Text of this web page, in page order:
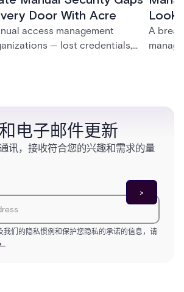
Door With Acre
access management
— lost credentials,
automated access control
Look
A
电子邮件更新
讯，接收符合您的兴趣和需求的量
我们的隐私惯例和保护您隐私的承诺的信息，请